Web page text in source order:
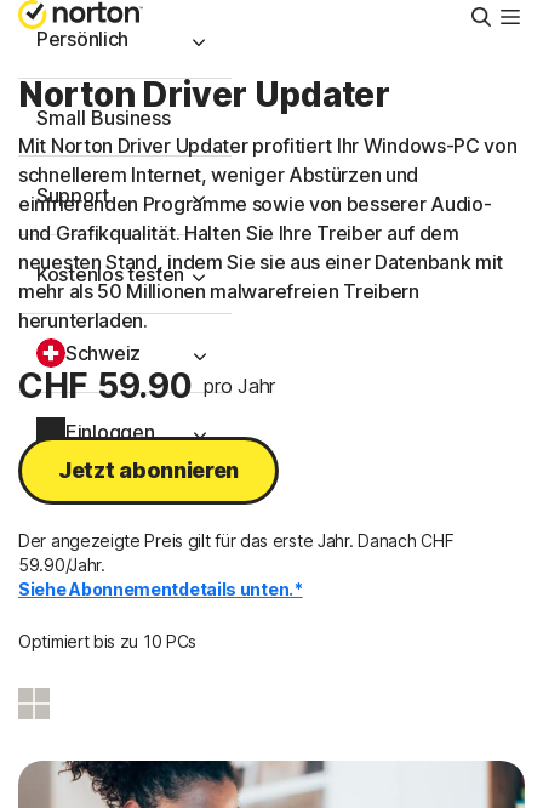
Persönlich
Small Business
Support
Kostenlos testen
Schweiz
Einloggen
Norton Driver Updater
Mit Norton Driver Updater profitiert Ihr Windows-PC von
schnellerem Internet, weniger Abstürzen und
einfrierenden Programme sowie von besserer Audio-
und Grafikqualität. Halten Sie Ihre Treiber auf dem
neuesten Stand, indem Sie sie aus einer Datenbank mit
mehr als 50 Millionen malwarefreien Treibern
herunterladen.
CHF 59.90 pro Jahr
Jetzt abonnieren
Der angezeigte Preis gilt für das erste Jahr. Danach CHF
59.90/Jahr.
Siehe Abonnementdetails unten.*
Optimiert bis zu 10 PCs